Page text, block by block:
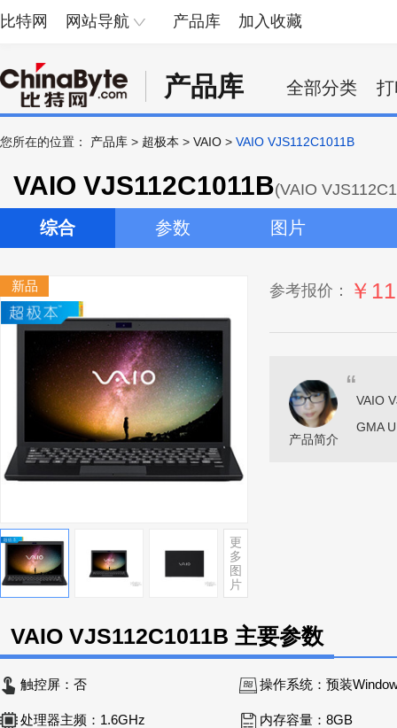
比特网 网站导航 产品库 加入收藏
产品库 全部分类
您所在的位置： 产品库 > 超极本 > VAIO > VAIO VJS112C1011B
VAIO VJS112C1011B(VAIO
综合 参数 图片
新品
更
多
图
片
参考报价： ￥
产品简介
“
VAIO
GMA
VAIO VJS112C1011B 主要参数
触控屏： 否 操作系统： 预装
处理器主频： 1.6GHz 内存容量： 8GB